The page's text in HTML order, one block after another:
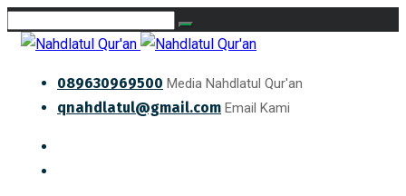
089630969500 Media Nahdlatul Qur'an
qnahdlatul@gmail.com Email Kami